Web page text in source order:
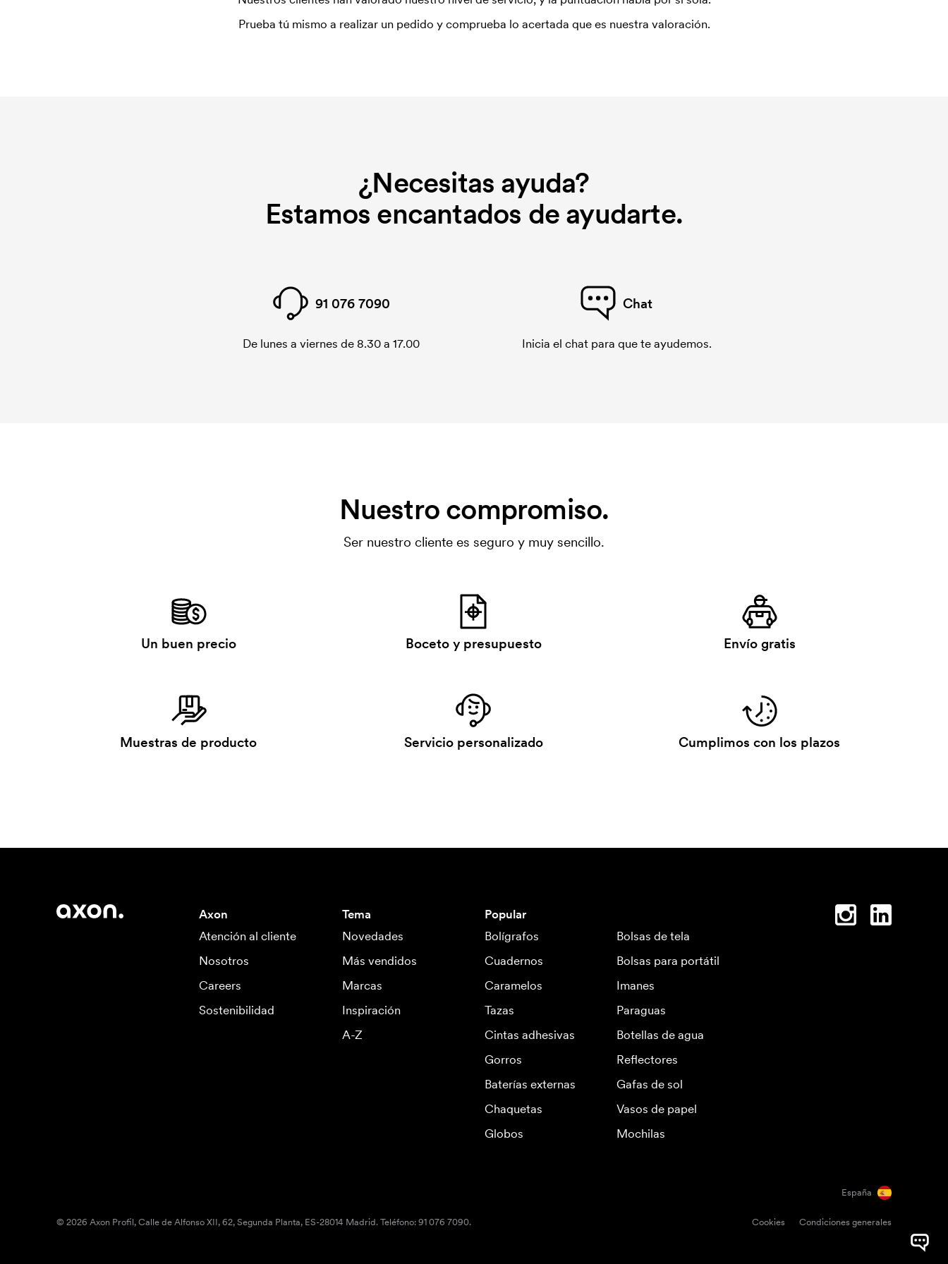
Prueba tú mismo a realizar un pedido y comprueba lo acertada que es nuestra valoración.
¿Necesitas ayuda?
Estamos encantados de ayudarte.
91 076 7090
De lunes a viernes de 8.30 a 17.00
Chat
Inicia el chat para que te ayudemos.
Nuestro compromiso.
Ser nuestro cliente es seguro y muy sencillo.
Un buen precio Boceto y presupuesto Envío gratis
Muestras de producto Servicio personalizado Cumplimos con los plazos
Axon
Atención al cliente
Nosotros
Careers
Sostenibilidad
Tema
Novedades
Más vendidos
Marcas
Inspiración
A-Z
Popular
Bolígrafos
Bolsas de tela
Cuadernos
Bolsas para portátil
Caramelos
Imanes
Tazas
Paraguas
Cintas adhesivas
Botellas de agua
Gorros
Reflectores
Baterías externas
Gafas de sol
Chaquetas
Vasos de papel
Globos
Mochilas
España
Cookies Condiciones generales
© 2026 Axon Profil, Calle de Alfonso XII, 62, Segunda Planta, ES-28014 Madrid. Teléfono: 91 076 7090.